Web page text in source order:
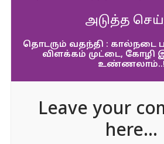
அடுத்த
தொடரும் வதந்தி : கால்நடை
விளக்கம் முட்டை, கோழி
உண்ணலாம்..!
Leave your
here...